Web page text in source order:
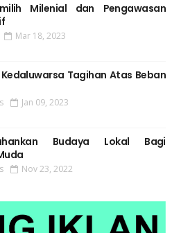
Milenial dan Pengawasan
Mar 18, 2023
Tagihan Atas Beban
Jan 09, 2023
Budaya Lokal Bagi
Nov 23, 2022